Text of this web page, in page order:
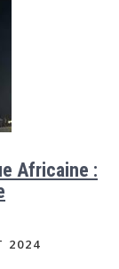
Africaine :
2024